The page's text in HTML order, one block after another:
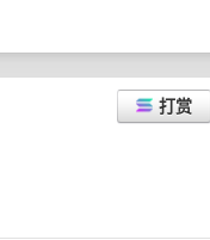
打赏